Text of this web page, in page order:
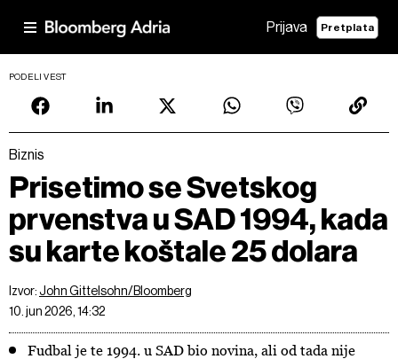
Prijava Pretplata
PODELI VEST
Biznis
Prisetimo se Svetskog
prvenstva u SAD 1994, kada
su karte koštale 25 dolara
Izvor:John Gittelsohn/Bloomberg
10. jun 2026, 14:32
Fudbal je te 1994. u SAD bio novina, ali od tada nije